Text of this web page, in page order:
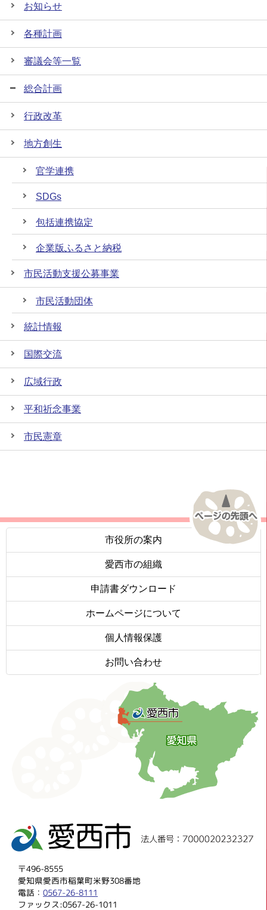
お知らせ
各種計画
審議会等一覧
総合計画
行政改革
地方創生
官学連携
SDGs
包括連携協定
企業版ふるさと納税
市民活動支援公募事業
市民活動団体
統計情報
国際交流
広域行政
平和祈念事業
市民憲章
市役所の案内
愛西市の組織
申請書ダウンロード
ホームページについて
個人情報保護
お問い合わせ
〒496-8555
愛知県愛西市稲葉町米野308番地
電話：0567-26-8111
ファックス:0567-26-1011